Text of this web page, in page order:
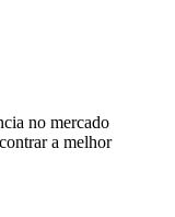
no mercado
a melhor